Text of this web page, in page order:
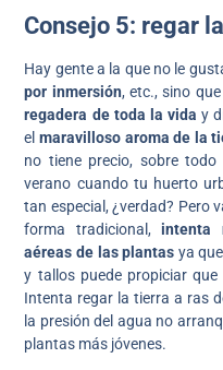
Consejo 5: regar
Hay gente a la que no le
por inmersión, etc., sino
regadera de toda la vida y
el maravilloso aroma de la
no tiene precio, sobre
verano cuando tu huerto
tan especial, ¿verdad? Pero
forma tradicional,intenta
aéreas de las plantas ya
y tallos puede propiciar
Intenta regar la tierra a ras
la presión del agua no
plantas más jóvenes.